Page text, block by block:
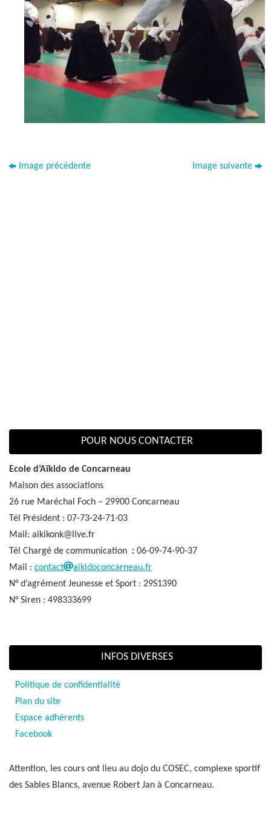
Image précédente Image suivante
POUR NOUS CONTACTER
Ecole d’Aïkido de Concarneau
Maison des associations
26 rue Maréchal Foch – 29900 Concarneau
Tél Président : 07-73-24-71-03
Mail: aikikonk@live.fr
Tél Chargé de communication : 06-09-74-90-37
Mail : contact
aikidoconcarneau.fr
N° d’agrément Jeunesse et Sport : 29S1390
N° Siren : 498333699
INFOS DIVERSES
Politique de confidentialité
Plan du site
Espace adhérents
Facebook
Attention, les cours ont lieu au dojo du COSEC, complexe sportif
des Sables Blancs, avenue Robert Jan à Concarneau.